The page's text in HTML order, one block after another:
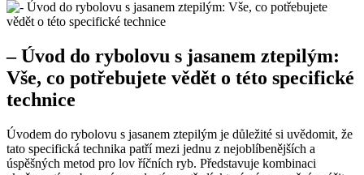
– Úvod do rybolovu s jasanem ztepilým:
Vše, co potřebujete vědět o ‌této specifické
technice
Úvodem do rybolovu s jasanem ​ztepilým je důležité si uvědomit, že
tato specifická technika ⁢patří mezi jednu z nejoblíbenějších a
úspěšných ⁣metod pro ⁣lov říčních ryb. Představuje kombinaci